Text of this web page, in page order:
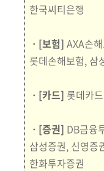
한국씨티은행
ㆍ[보험] AXA손
롯데손해보험, 삼
ㆍ[카드] 롯데카
ㆍ[증권] DB금융
삼성증권, 신영증
한화투자증권